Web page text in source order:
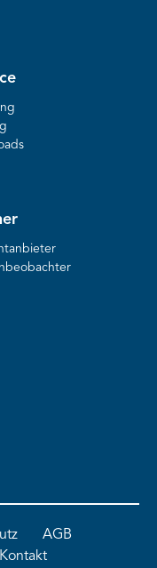
AGB
Kontakt